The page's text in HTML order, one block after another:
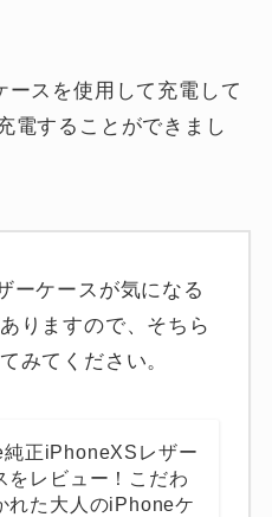
スを使用して充電して
電することができまし
ーケースが気になる
りますので、そちら
みてください。
正iPhoneXSレザー
をレビュー！こだわ
れた大人のiPhoneケ